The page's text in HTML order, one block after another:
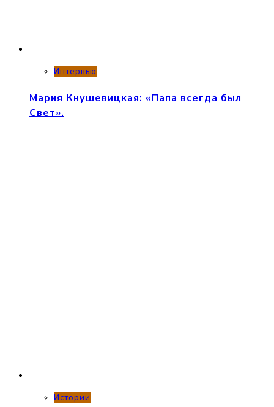
Интервью
Мария Кнушевицкая: «Папа всегда был
Свет».
Истории